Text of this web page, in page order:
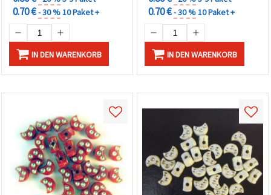
0.70 €- 30 %10 Paket +
IN DEN WARENKORB
0.70 €- 30 %10 Paket +
IN DEN WARENKORB